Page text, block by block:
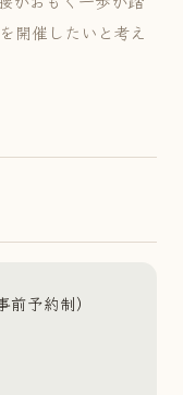
開催したいと考え
予約制）